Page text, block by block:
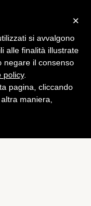
Pure
×
si avvalgono
alle finalità illustrate
negare il consenso
policy.
pagina, cliccando
maniera,